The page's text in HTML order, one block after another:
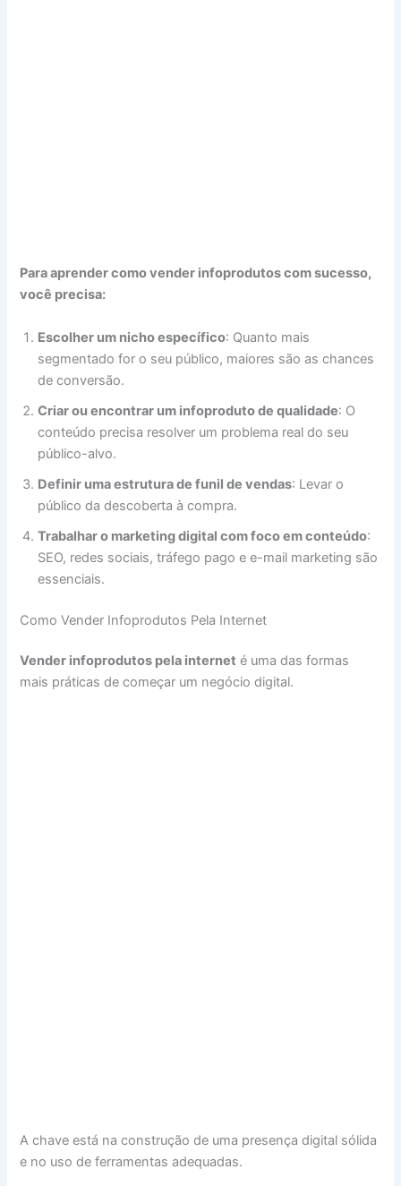
Para aprender como vender infoprodutos com sucesso,
você precisa:
Escolher um nicho específico: Quanto mais
segmentado for o seu público, maiores são as chances
de conversão.
Criar ou encontrar um infoproduto de qualidade: O
conteúdo precisa resolver um problema real do seu
público-alvo.
Definir uma estrutura de funil de vendas: Levar o
público da descoberta à compra.
Trabalhar o marketing digital com foco em conteúdo:
SEO, redes sociais, tráfego pago e e-mail marketing são
essenciais.
Como Vender Infoprodutos Pela Internet
Vender infoprodutos pela internet é uma das formas
mais práticas de começar um negócio digital.
A chave está na construção de uma presença digital sólida
e no uso de ferramentas adequadas.